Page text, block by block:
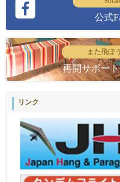
公式
また飛ぼ
再開サポー
リンク